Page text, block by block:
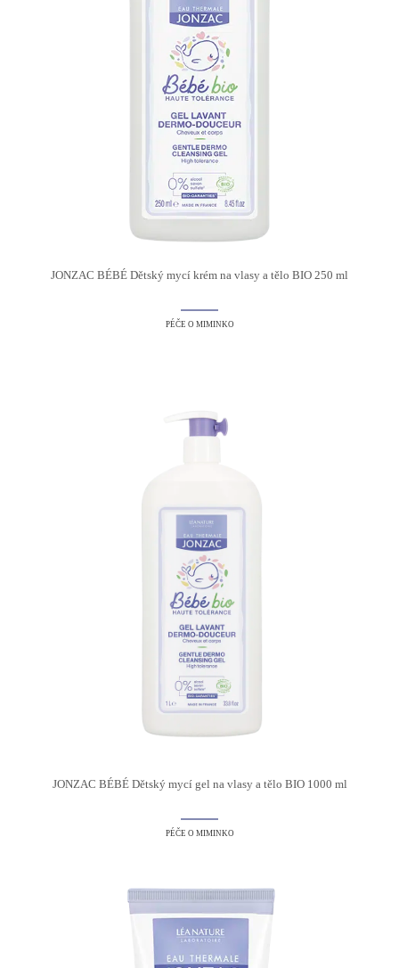
JONZAC BÉBÉ Dětský mycí krém na vlasy a tělo BIO 250 ml
PÉČE O MIMINKO
JONZAC BÉBÉ Dětský mycí gel na vlasy a tělo BIO 1000 ml
PÉČE O MIMINKO